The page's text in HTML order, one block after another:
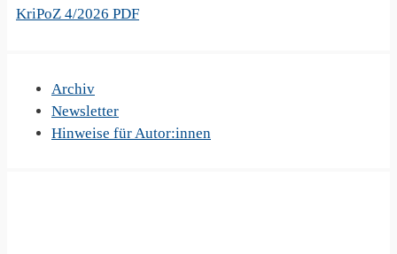
KriPoZ 4/2026 PDF
Archiv
Newsletter
Hinweise für Autor:innen